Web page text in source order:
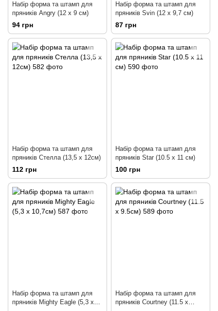
Набір форма та штамп для
пряників Angry (12 х 9 см)
94 грн
Набір форма та штамп для
пряників Svin (12 х 9,7 см)
87 грн
Набір форма та штамп для
пряників Стелла (13,5 х 12см)
112 грн
Набір форма та штамп для
пряників Star (10.5 х 11 см)
100 грн
Набір форма та штамп для
пряників Mighty Eagle (5,3 х
Набір форма та штамп для
пряників Courtney (11.5 х